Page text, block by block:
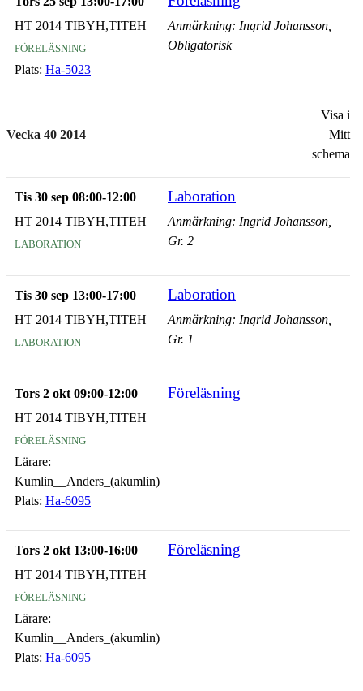
HT 2014 TIBYH,TITEH
föreläsning
Plats: Ha-5023
Anmärkning: Ingrid Johansson,
Obligatorisk
Vecka 40 2014
Visa i
Mitt
schema
Tis 30 sep 08:00-12:00 Laboration
HT 2014 TIBYH,TITEH
laboration
Anmärkning: Ingrid Johansson,
Gr. 2
Tis 30 sep 13:00-17:00 Laboration
HT 2014 TIBYH,TITEH
laboration
Anmärkning: Ingrid Johansson,
Gr. 1
Tors 2 okt 09:00-12:00 Föreläsning
HT 2014 TIBYH,TITEH
föreläsning
Lärare:
Kumlin__Anders_(akumlin)
Plats: Ha-6095
Tors 2 okt 13:00-16:00 Föreläsning
HT 2014 TIBYH,TITEH
föreläsning
Lärare:
Kumlin__Anders_(akumlin)
Plats: Ha-6095